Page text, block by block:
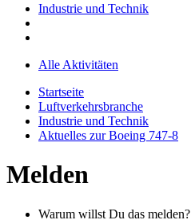
Industrie und Technik
Alle Aktivitäten
Startseite
Luftverkehrsbranche
Industrie und Technik
Aktuelles zur Boeing 747-8
Melden
Warum willst Du das melden?